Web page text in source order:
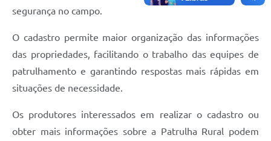
segurança no campo.
O cadastro permite maior organização das informações
das propriedades, facilitando o trabalho das equipes de
patrulhamento e garantindo respostas mais rápidas em
situações de necessidade.
Os produtores interessados em realizar o cadastro ou
obter mais informações sobre a Patrulha Rural podem